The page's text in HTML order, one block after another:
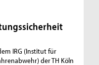
IRG (Institut für
der TH Köln